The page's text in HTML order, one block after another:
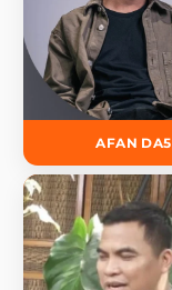
AFAN DA5